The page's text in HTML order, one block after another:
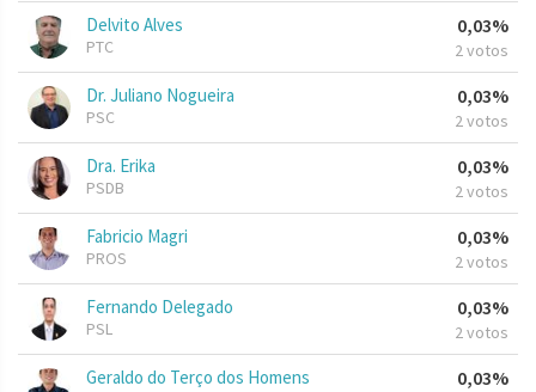
Delvito Alves
PTC
0,03%
2 votos
Dr. Juliano Nogueira
PSC
0,03%
2 votos
Dra. Erika
PSDB
0,03%
2 votos
Fabricio Magri
PROS
0,03%
2 votos
Fernando Delegado
PSL
0,03%
2 votos
Geraldo do Terço dos Homens 0,03%